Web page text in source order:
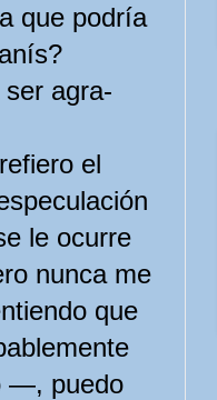
que podría
ser agra­
el
le ocurre
nunca me
que
—, puedo